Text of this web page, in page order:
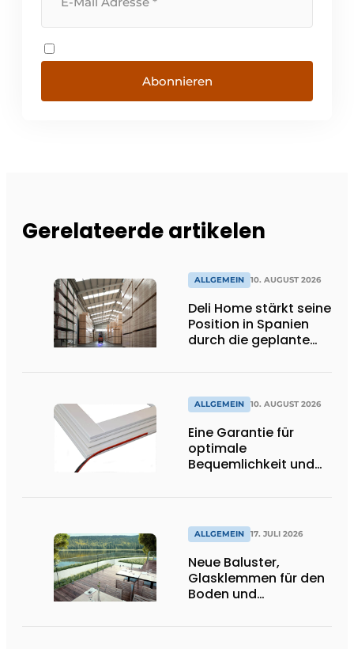
Abonnieren
Gerelateerde artikelen
ALLGEMEIN 10. AUGUST 2026
Deli Home stärkt seine
Position in Spanien
durch die geplante
ALLGEMEIN 10. AUGUST 2026
Eine Garantie für
optimale
Bequemlichkeit und
ALLGEMEIN 17. JULI 2026
Neue Baluster,
Glasklemmen für den
Boden und